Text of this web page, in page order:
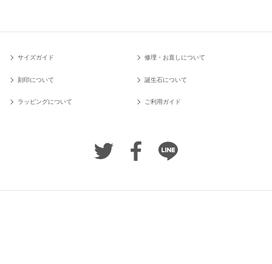
サイズガイド 修理・お直しについて
刻印について 誕生石について
ラッピングについて ご利用ガイド